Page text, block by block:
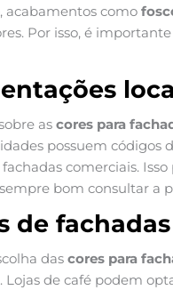
acabamentos como
Por isso, é
as cores para
possuem
comerciais.
bom consultar a
de
das cores para
Lojas de café podem